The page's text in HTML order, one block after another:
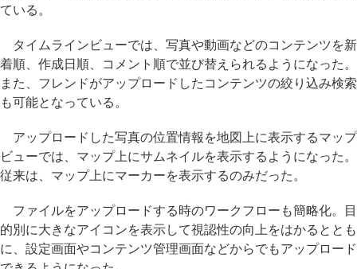
ている。
タイムラインビューでは、写真や動画などのコンテンツを新
着順、作成日順、コメント順で並び替えられるようになった。
また、フレンドがアップロードしたコンテンツの絞り込み検索
も可能となっている。
アップロードした写真の位置情報を地図上に表示するマップ
ビューでは、マップ上にサムネイルを表示するようになった。
従来は、マップ上にマーカーを表示するのみだった。
ファイルをアップロードする時のワークフローも簡略化。目
的別に大きなアイコンを表示して視認性の向上をはかるととも
に、設定画面やコンテンツ管理画面などからでもアップロード